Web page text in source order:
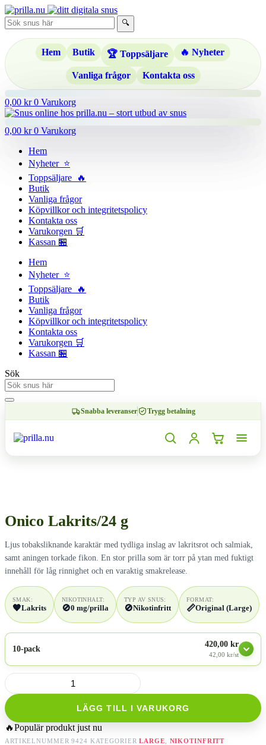
Hoppa
till
innehåll
🔍
Hem Butik 🏆 Toppsäljare 🔥 Nyheter
Vanliga frågor Kontakta oss
0,00 kr 0 Varukorg
0,00 kr 0 Varukorg
Hem
Nyheter ⭐
Toppsäljare 🔥
Butik
Vanliga frågor
Köpvillkor och integritetspolicy
Kontakta oss
Varukorgen 🛒
Kassan 🏪
Hem
Nyheter ⭐
Toppsäljare 🔥
Butik
Vanliga frågor
Köpvillkor och integritetspolicy
Kontakta oss
Varukorgen 🛒
Kassan 🏪
Sök
Snabba leveranser Trygg betalning
Varukorg
Onico Lakrits/24 g
Ljus tobaksliknande karaktär med tydliga inslag av lakritsrot och salmiak,
samt aningen torkade fikon. En stor prilla som är torr på ytan med fuktigt
innehåll för låg rinnighet och en varaktig smakrelease.
SMAK:
🖤Lakrits
NIKOTINHALT:
🚫0 mg/prilla
TYP AV SNUS:
🚫Nikotinfritt
FORMAT:
📏Original (Large)
10-pack
420,00 kr
42,00 kr/st
Onico
Lakrits/24
g
mängd
LÄGG TILL I VARUKORG
🔥Populär produkt just nu
ARTIKELNUMMER9424 KATEGORIER LARGE
NIKOTINFRITT